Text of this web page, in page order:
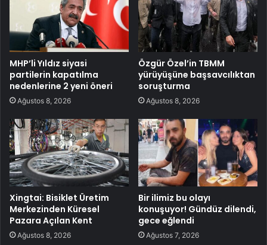
MHP’li Yıldız siyasi
partilerin kapatılma
nedenlerine 2 yeni öneri
Ağustos 8, 2026
Özgür Özel’in TBMM
yürüyüşüne başsavcılıktan
soruşturma
Ağustos 8, 2026
Xingtai: Bisiklet Üretim
Merkezinden Küresel
Pazara Açılan Kent
Ağustos 8, 2026
Bir ilimiz bu olayı
konuşuyor! Gündüz dilendi,
gece eğlendi
Ağustos 7, 2026